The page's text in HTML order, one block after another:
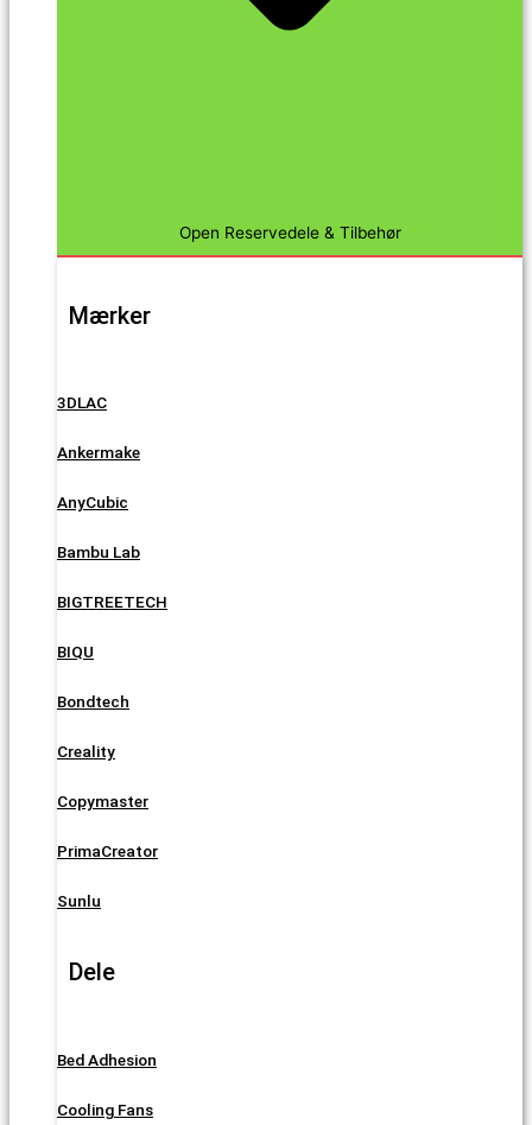
Open Reservedele & Tilbehør
Mærker
3DLAC
Ankermake
AnyCubic
Bambu Lab
BIGTREETECH
BIQU
Bondtech
Creality
Copymaster
PrimaCreator
Sunlu
Dele
Bed Adhesion
Cooling Fans